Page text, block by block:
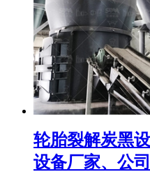
轮胎裂解炭黑
设备厂家、公